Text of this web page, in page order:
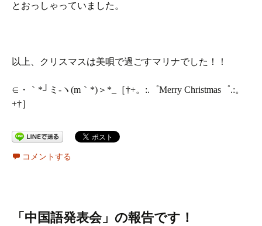
とおっしゃっていました。
以上、クリスマスは美唄で過ごすマリナでした！！
∈・｀*┘ミ-ヽ(m｀*)＞*_［†+。:.゜Merry Christmas゜.:。
+†］
コメントする
「中国語発表会」の報告です！